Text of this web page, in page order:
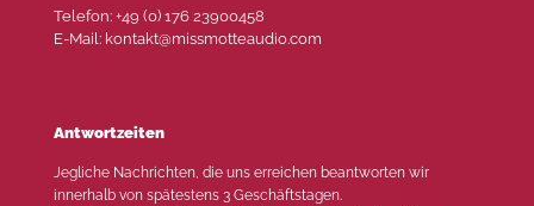
Telefon: +49 (0) 176 23900458
E-Mail: kontakt@missmotteaudio.com
Antwortzeiten
Jegliche Nachrichten, die uns erreichen beantworten wir
innerhalb von spätestens 3 Geschäftstagen.